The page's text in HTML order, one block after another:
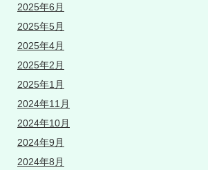
2025年6月
2025年5月
2025年4月
2025年2月
2025年1月
2024年11月
2024年10月
2024年9月
2024年8月